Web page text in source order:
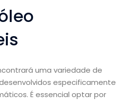
uma variedade de
especificamente
É essencial optar por